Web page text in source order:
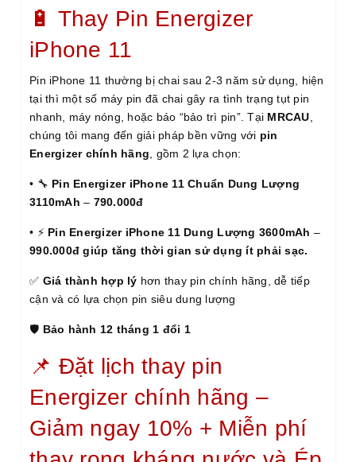
🔋 Thay Pin Energizer
iPhone 11
Pin iPhone 11 thường bị chai sau 2-3 năm sử dụng, hiện
tại thì một số máy pin đã chai gây ra tình trạng tụt pin
nhanh, máy nóng, hoặc báo “bảo trì pin”. Tại MRCAU
chúng tôi mang đến giải pháp bền vững với pin
Energizer chính hãng , gồm 2 lựa chọn:
• 🔧 Pin Energizer iPhone 11 Chuẩn Dung Lượng
3110mAh – 790.000đ
• ⚡ Pin Energizer iPhone 11 Dung Lượng 3600mAh –
990.000đ giúp tăng thời gian sử dụng ít phải sạc.
✅ Giá thành hợp lý hơn thay pin chính hãng, dễ tiếp
cận và có lựa chọn pin siêu dung lượng
🛡 Bảo hành 12 tháng 1 đổi 1
📌 Đặt lịch thay pin
Energizer chính hãng –
Giảm ngay 10% + Miễn phí